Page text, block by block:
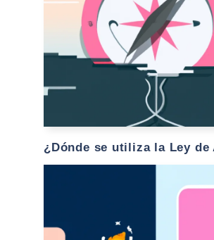
¿Dónde se utiliza la Ley de